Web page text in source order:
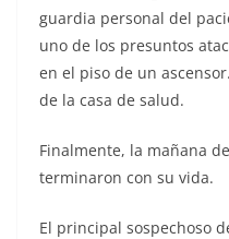
guardia personal del
uno de los presuntos
en el piso de un
de la casa de salud.
Finalmente, la mañana
terminaron con su vida.
El principal sospechoso